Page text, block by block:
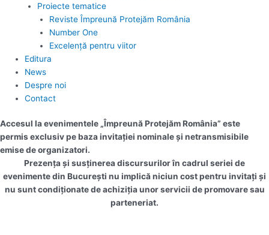
Proiecte tematice
Reviste Împreună Protejăm România
Number One
Excelență pentru viitor
Editura
News
Despre noi
Contact
Accesul la evenimentele „Împreună Protejăm România” este
permis exclusiv pe baza invitației nominale și netransmisibile
emise de organizatori.
Prezența și susținerea discursurilor în cadrul seriei de
evenimente din București nu implică niciun cost pentru invitați și
nu sunt condiționate de achiziția unor servicii de promovare sau
parteneriat.